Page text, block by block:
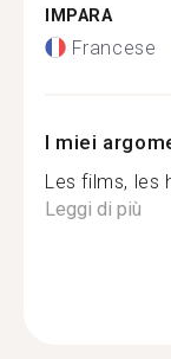
IMPARA
Francese
I miei
Les films, les
Leggi di più